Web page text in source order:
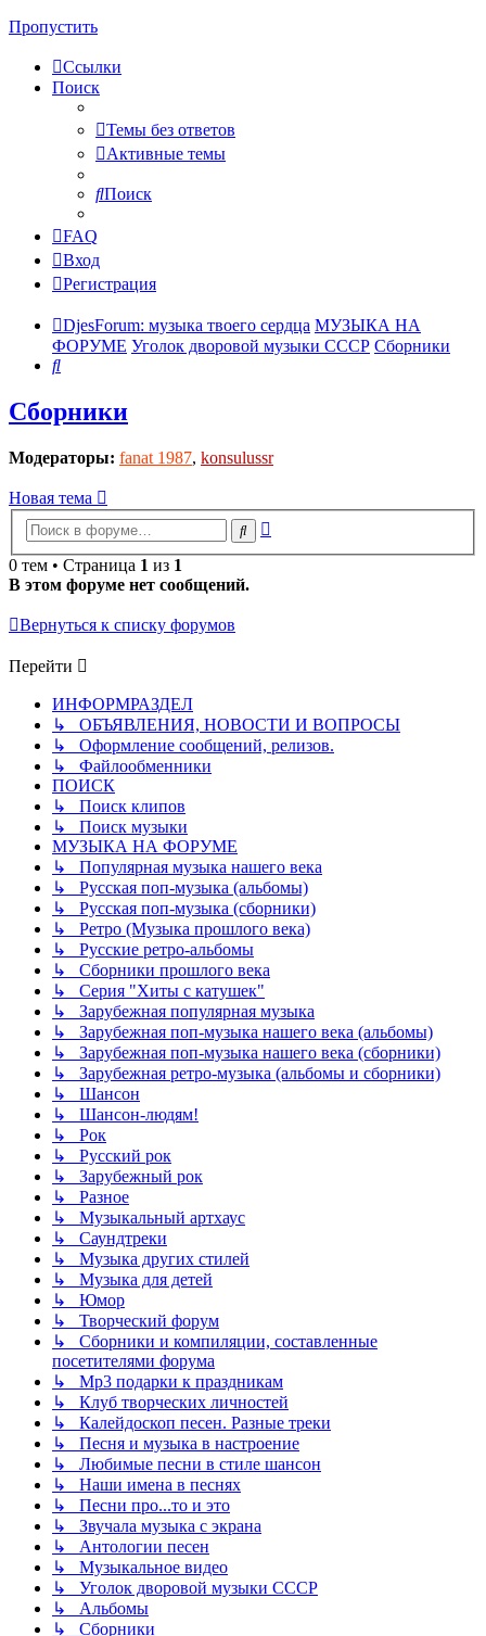
Пропустить
Ссылки
Поиск
Темы без ответов
Активные темы
Поиск
FAQ
Вход
Регистрация
DjesForum: музыка твоего сердца МУЗЫКА НА
ФОРУМЕ Уголок дворовой музыки СССР Сборники
Поиск
Сборники
Модераторы: fanat 1987, konsulussr
Новая тема
Поиск
0 тем • Страница 1 из 1
В этом форуме нет сообщений.
Вернуться к списку форумов
Перейти
ИНФОРМРАЗДЕЛ
↳ ОБЪЯВЛЕНИЯ, НОВОСТИ И ВОПРОСЫ
↳ Оформление сообщений, релизов.
↳ Файлообменники
ПОИСК
↳ Поиск клипов
↳ Поиск музыки
МУЗЫКА НА ФОРУМЕ
↳ Популярная музыка нашего века
↳ Русская поп-музыка (альбомы)
↳ Русская поп-музыка (сборники)
↳ Ретро (Музыка прошлого века)
↳ Русские ретро-альбомы
↳ Сборники прошлого века
↳ Серия "Хиты с катушек"
↳ Зарубежная популярная музыка
↳ Зарубежная поп-музыка нашего века (альбомы)
↳ Зарубежная поп-музыка нашего века (сборники)
↳ Зарубежная ретро-музыка (альбомы и сборники)
↳ Шансон
↳ Шансон-людям!
↳ Рок
↳ Русский рок
↳ Зарубежный рок
↳ Разное
↳ Музыкальный артхаус
↳ Саундтреки
↳ Музыка других стилей
↳ Музыка для детей
↳ Юмор
↳ Творческий форум
↳ Сборники и компиляции, составленные
посетителями форума
↳ Mp3 подарки к праздникам
↳ Клуб творческих личностей
↳ Калейдоскоп песен. Разные треки
↳ Песня и музыка в настроение
↳ Любимые песни в стиле шансон
↳ Наши имена в песнях
↳ Песни про...то и это
↳ Звучала музыка с экрана
↳ Антологии песен
↳ Музыкальное видео
↳ Уголок дворовой музыки СССР
↳ Альбомы
↳ Сборники